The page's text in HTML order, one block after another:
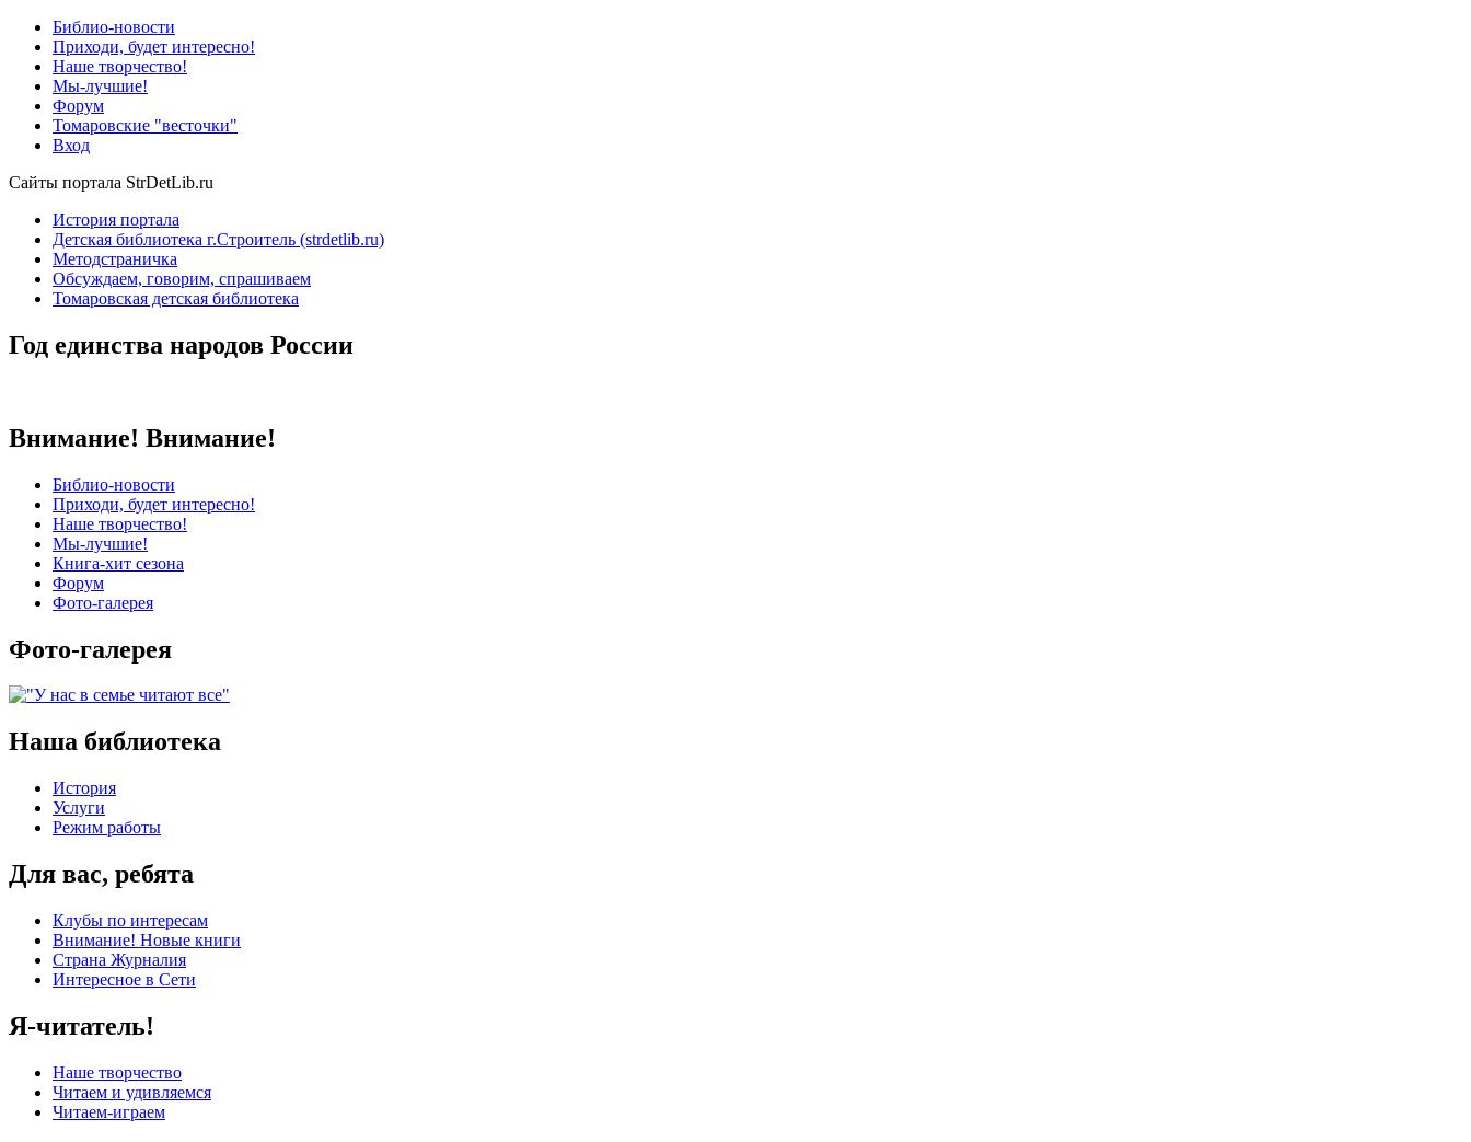
Библио-новости
Приходи, будет интересно!
Наше творчество!
Мы-лучшие!
Форум
Томаровские "весточки"
Вход
Сайты портала StrDetLib.ru
История портала
Детская библиотека г.Строитель (strdetlib.ru)
Методстраничка
Обсуждаем, говорим, спрашиваем
Томаровская детская библиотека
Год единства народов России
Внимание! Внимание!
Библио-новости
Приходи, будет интересно!
Наше творчество!
Мы-лучшие!
Книга-хит сезона
Форум
Фото-галерея
Фото-галерея
Наша библиотека
История
Услуги
Режим работы
Для вас, ребята
Клубы по интересам
Внимание! Новые книги
Страна Журналия
Интересное в Сети
Я-читатель!
Наше творчество
Читаем и удивляемся
Читаем-играем